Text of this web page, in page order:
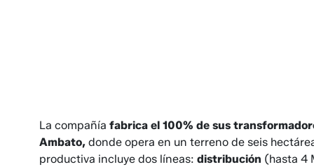
La compañía fabrica el 100% de sus
Ambato, donde opera en un terreno de seis
productiva incluye dos líneas: distribución (hasta 4